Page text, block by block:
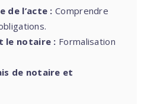
de l’acte : Comprendre
le notaire : Formalisation
de notaire et